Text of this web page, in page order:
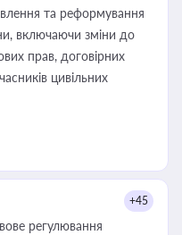
та реформування
включаючи зміни до
прав, договірних
цивільних
+45
регулювання